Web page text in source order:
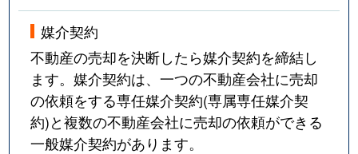
媒介契約
不動産の売却を決断したら媒介契約を締結し
ます。媒介契約は、一つの不動産会社に売却
の依頼をする専任媒介契約(専属専任媒介契
約)と複数の不動産会社に売却の依頼ができる
一般媒介契約があります。